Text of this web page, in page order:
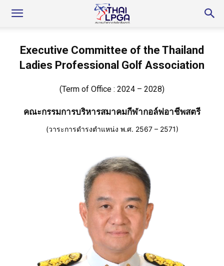
Executive Committee of the Thailand
Ladies Professional Golf Association
(Term of Office : 2024 – 2028)
คณะกรรมการบริหารสมาคมกีฬากอล์ฟอาชีพสตรี
(วาระการดำรงตำแหน่ง พ.ศ. 2567 – 2571)